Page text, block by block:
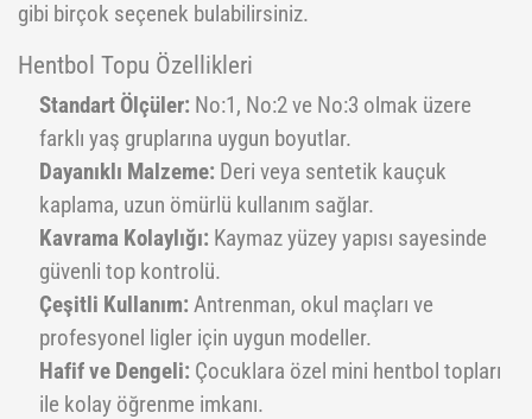
gibi birçok seçenek bulabilirsiniz.
Hentbol Topu Özellikleri
Standart Ölçüler: No:1, No:2 ve No:3 olmak üzere
farklı yaş gruplarına uygun boyutlar.
Dayanıklı Malzeme: Deri veya sentetik kauçuk
kaplama, uzun ömürlü kullanım sağlar.
Kavrama Kolaylığı: Kaymaz yüzey yapısı sayesinde
güvenli top kontrolü.
Çeşitli Kullanım: Antrenman, okul maçları ve
profesyonel ligler için uygun modeller.
Hafif ve Dengeli: Çocuklara özel mini hentbol topları
ile kolay öğrenme imkanı.